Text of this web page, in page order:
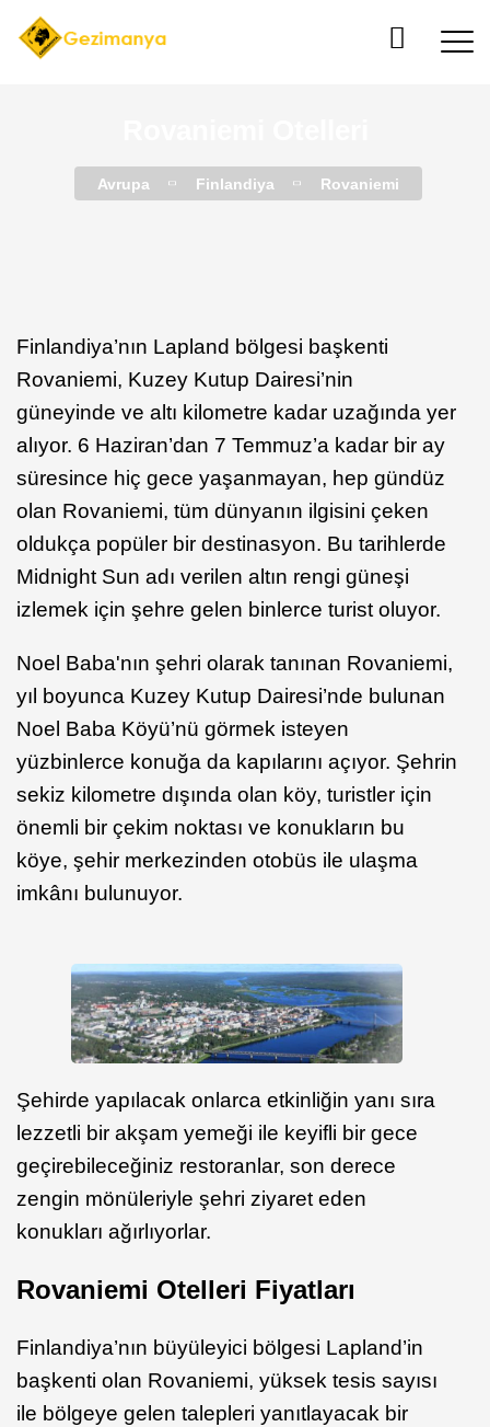
Avrupa Finlandiya Rovaniemi
Finlandiya’nın Lapland bölgesi başkenti
Rovaniemi, Kuzey Kutup Dairesi’nin
güneyinde ve altı kilometre kadar uzağında yer
alıyor. 6 Haziran’dan 7 Temmuz’a kadar bir ay
süresince hiç gece yaşanmayan, hep gündüz
olan Rovaniemi, tüm dünyanın ilgisini çeken
oldukça popüler bir destinasyon. Bu tarihlerde
Midnight Sun adı verilen altın rengi güneşi
izlemek için şehre gelen binlerce turist oluyor.
Noel Baba'nın şehri olarak tanınan Rovaniemi,
yıl boyunca Kuzey Kutup Dairesi’nde bulunan
Noel Baba Köyü’nü görmek isteyen
yüzbinlerce konuğa da kapılarını açıyor. Şehrin
sekiz kilometre dışında olan köy, turistler için
önemli bir çekim noktası ve konukların bu
köye, şehir merkezinden otobüs ile ulaşma
imkânı bulunuyor.
Şehirde yapılacak onlarca etkinliğin yanı sıra
lezzetli bir akşam yemeği ile keyifli bir gece
geçirebileceğiniz restoranlar, son derece
zengin mönüleriyle şehri ziyaret eden
konukları ağırlıyorlar.
Rovaniemi Otelleri Fiyatları
Finlandiya’nın büyüleyici bölgesi Lapland’in
başkenti olan Rovaniemi, yüksek tesis sayısı
ile bölgeye gelen talepleri yanıtlayacak bir